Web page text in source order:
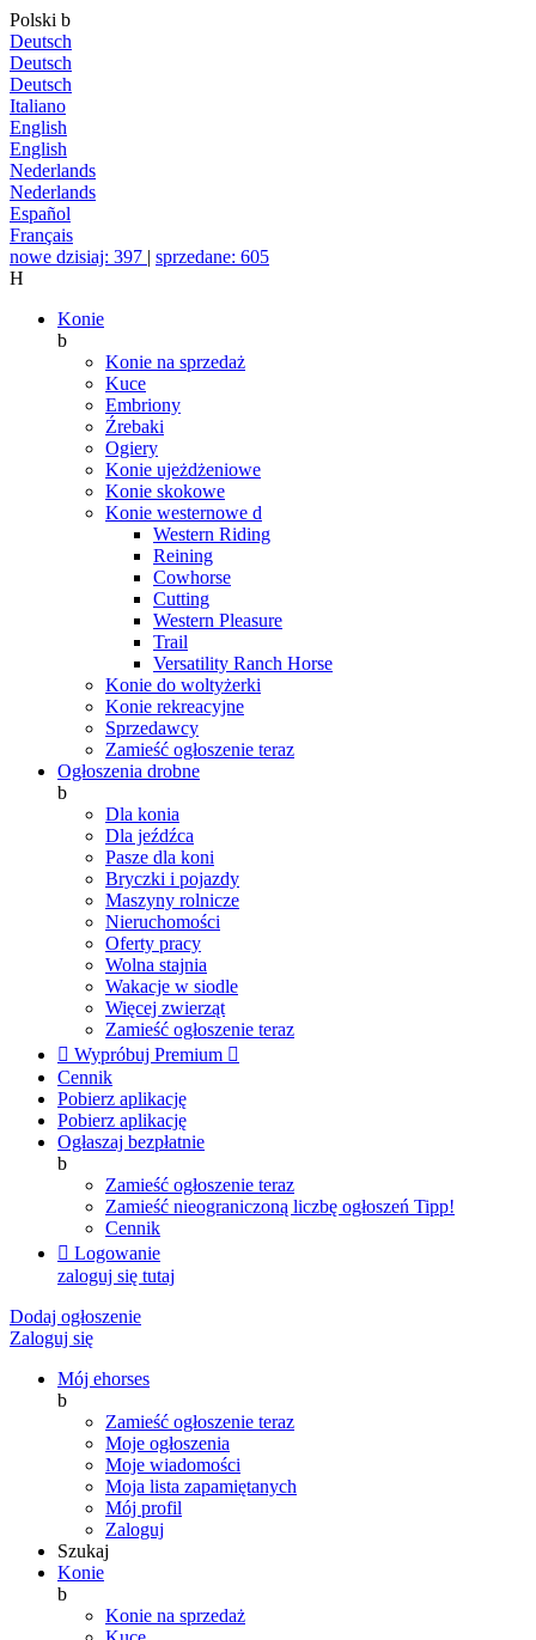
Polski b
Deutsch
Deutsch
Deutsch
Italiano
English
English
Nederlands
Nederlands
Español
Français
nowe dzisiaj: 397 | sprzedane: 605
H
Konie
b
Konie na sprzedaż
Kuce
Embriony
Źrebaki
Ogiery
Konie ujeżdżeniowe
Konie skokowe
Konie westernowe d
Western Riding
Reining
Cowhorse
Cutting
Western Pleasure
Trail
Versatility Ranch Horse
Konie do woltyżerki
Konie rekreacyjne
Sprzedawcy
Zamieść ogłoszenie teraz
Ogłoszenia drobne
b
Dla konia
Dla jeźdźca
Pasze dla koni
Bryczki i pojazdy
Maszyny rolnicze
Nieruchomości
Oferty pracy
Wolna stajnia
Wakacje w siodle
Więcej zwierząt
Zamieść ogłoszenie teraz
 Wypróbuj Premium 
Cennik
Pobierz aplikację
Pobierz aplikację
Ogłaszaj bezpłatnie
b
Zamieść ogłoszenie teraz
Zamieść nieograniczoną liczbę ogłoszeń Tipp!
Cennik
 Logowanie
zaloguj się tutaj
Dodaj ogłoszenie
Zaloguj się
Mój ehorses
b
Zamieść ogłoszenie teraz
Moje ogłoszenia
Moje wiadomości
Moja lista zapamiętanych
Mój profil
Zaloguj
Szukaj
Konie
b
Konie na sprzedaż